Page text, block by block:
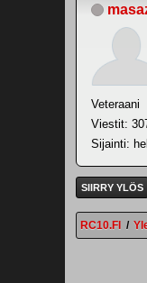
Veteraani
Viestit:
Sijainti:
SIIRRY YLÖS
RC10.FI /